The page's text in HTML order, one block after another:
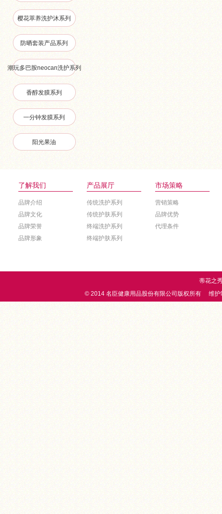
樱花萃养洗护沐系列
防晒套装产品系列
潮玩多巴胺neocan洗护系列
香醇发膜系列
一分钟发膜系列
阳光果油
了解我们
品牌介绍
品牌文化
品牌荣誉
品牌形象
产品展厅
传统洗护系列
传统护肤系列
终端洗护系列
终端护肤系列
市场策略
营销策略
品牌优势
代理条件
蒂花之
© 2014 名臣健康用品股份有限公司版权所有 维护